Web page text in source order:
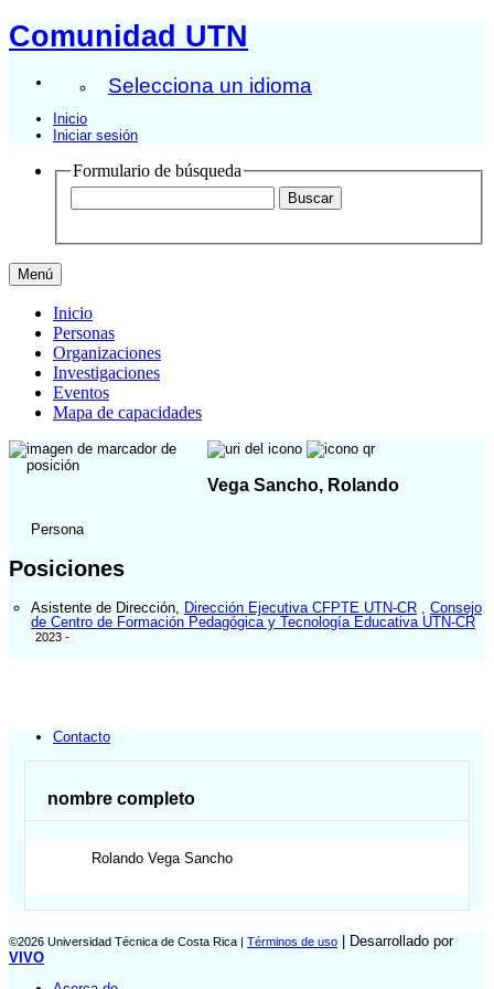
Comunidad UTN
Selecciona un idioma
Inicio
Iniciar sesión
Formulario de búsqueda
Menú
Inicio
Personas
Organizaciones
Investigaciones
Eventos
Mapa de capacidades
Vega Sancho, Rolando
Persona
Posiciones
Asistente de Dirección Dirección Ejecutiva CFPTE UTN-CR
Consejo
de Centro de Formación Pedagógica y Tecnología Educativa UTN-CR
2023 -
Contacto
nombre completo
Rolando Vega Sancho
©2026 Universidad Técnica de Costa Rica | Términos de uso
| Desarrollado por
VIVO